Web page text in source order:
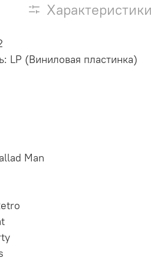
Характеристики
LP (Виниловая пластинка)
Man